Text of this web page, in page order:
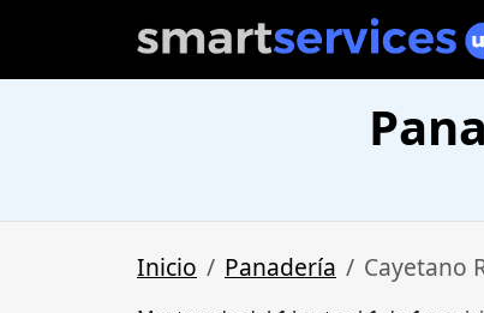
Inicio Panadería Cayetano